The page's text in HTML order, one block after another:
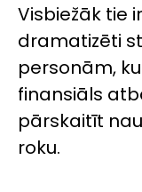
Visbiežāk tie
dramatizēti
personām,
finansiāls
pārskaitīt
roku.